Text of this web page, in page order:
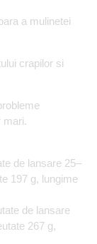
a mulinetei
crapilor si
mari.
de lansare 25–
197 g, lungime
de lansare
267 g,